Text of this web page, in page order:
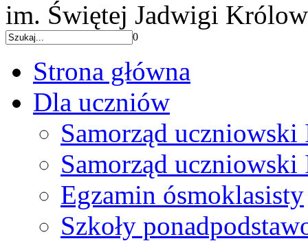
im. Świętej Jadwigi
0
Strona główna
Dla uczniów
Samorząd
Samorząd
Egzamin ósmoklasisty
Szkoły